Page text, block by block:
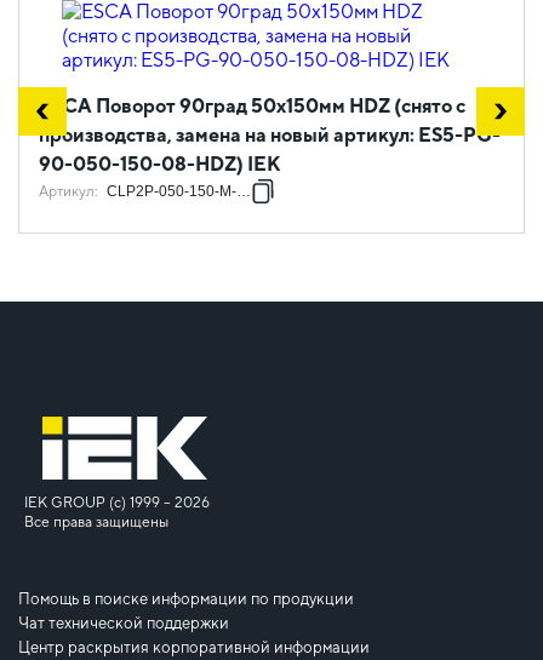
ESCA Поворот 90град 50х150мм HDZ (снято с
производства, замена на новый артикул: ES5-PG-
90-050-150-08-HDZ) IEK
Артикул: CLP2P-050-150-M-HDZ
IEK GROUP (c) 1999 – 2026
Все права защищены
Помощь в поиске информации по продукции
Чат технической поддержки
Центр раскрытия корпоративной информации